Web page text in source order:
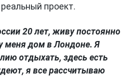
проект.
20 лет, живу постоянно
меня дом в Лондоне. Я
отдыхать, здесь есть
я все рассчитываю